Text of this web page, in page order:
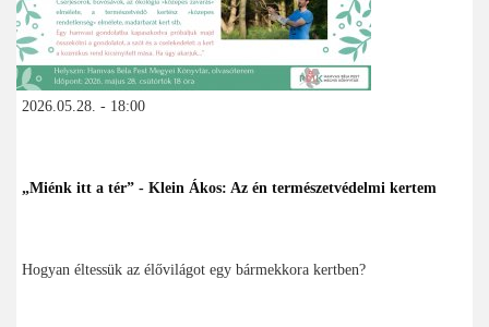
2026.05.28. - 18:00
„Miénk itt a tér” - Klein Ákos: Az én természetvédelmi kertem
Hogyan éltessük az élővilágot egy bármekkora kertben?